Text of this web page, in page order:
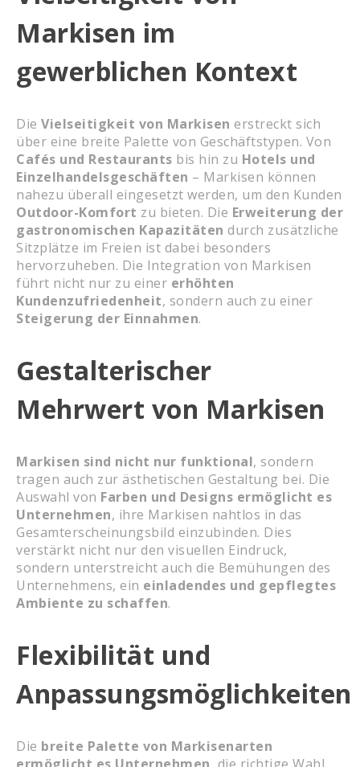
Markisen im
gewerblichen Kontext
Die Vielseitigkeit von Markisen erstreckt sich
über eine breite Palette von Geschäftstypen. Von
Cafés und Restaurants bis hin zu Hotels und
Einzelhandelsgeschäften – Markisen können
nahezu überall eingesetzt werden, um den Kunden
Outdoor-Komfort zu bieten. Die Erweiterung der
gastronomischen Kapazitäten durch zusätzliche
Sitzplätze im Freien ist dabei besonders
hervorzuheben. Die Integration von Markisen
führt nicht nur zu einer erhöhten
Kundenzufriedenheit, sondern auch zu einer
Steigerung der Einnahmen.
Gestalterischer
Mehrwert von Markisen
Markisen sind nicht nur funktional, sondern
tragen auch zur ästhetischen Gestaltung bei. Die
Auswahl von Farben und Designs ermöglicht es
Unternehmen, ihre Markisen nahtlos in das
Gesamterscheinungsbild einzubinden. Dies
verstärkt nicht nur den visuellen Eindruck,
sondern unterstreicht auch die Bemühungen des
Unternehmens, ein einladendes und gepflegtes
Ambiente zu schaffen.
Flexibilität und
Anpassungsmöglichkeiten
Die breite Palette von Markisenarten